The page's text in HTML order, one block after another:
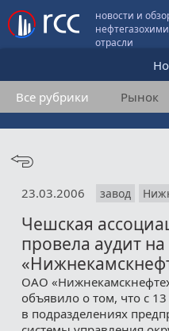
новости и
отрасли
Все рубрики Рынок
23.03.2006 завод
Чешская
провела аудит на
ОАО
объявило о том, что с
в подразделениях